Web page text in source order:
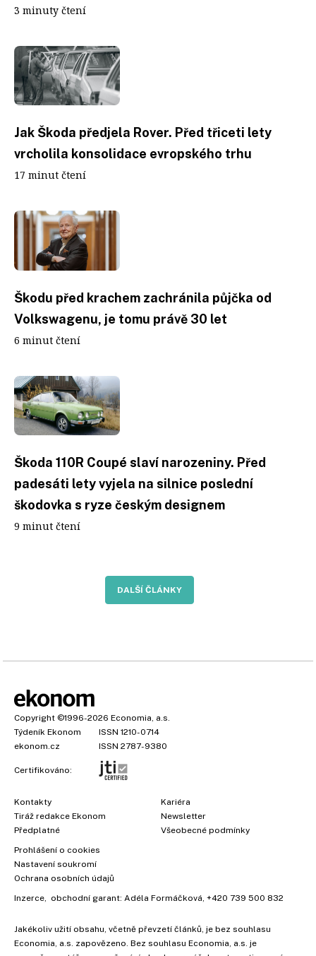
3 minuty čtení
Jak Škoda předjela Rover. Před třiceti lety
vrcholila konsolidace evropského trhu
17 minut čtení
Škodu před krachem zachránila půjčka od
Volkswagenu, je tomu právě 30 let
6 minut čtení
Škoda 110R Coupé slaví narozeniny. Před
padesáti lety vyjela na silnice poslední
škodovka s ryze českým designem
9 minut čtení
DALŠÍ ČLÁNKY
Copyright ©1996-2026 Economia, a.s.
Týdeník Ekonom
ISSN 1210-0714
ekonom.cz
ISSN 2787-9380
Certifikováno:
Kontakty
Tiráž redakce Ekonom
Předplatné
Kariéra
Newsletter
Všeobecné podmínky
Prohlášení o cookies
Nastavení soukromí
Ochrana osobních údajů
Inzerce, obchodní garant: Adéla Formáčková, +420 739 500 832
Jakékoliv užití obsahu, včetně převzetí článků, je bez souhlasu
Economia, a.s. zapovězeno. Bez souhlasu Economia, a.s. je